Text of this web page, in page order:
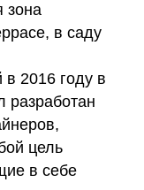
зона
в саду
2016 году в
разработан
цель
в себе